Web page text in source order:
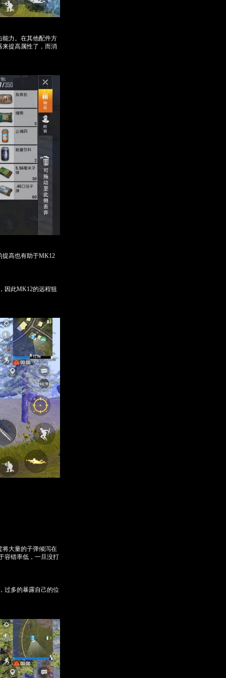
能力。在其他配件方
来提高属性了，而消
提高也有助于MK12
因此MK12的远程狙
将大量的子弹倾泻在
容错率低，一旦没打
过多的暴露自己的位